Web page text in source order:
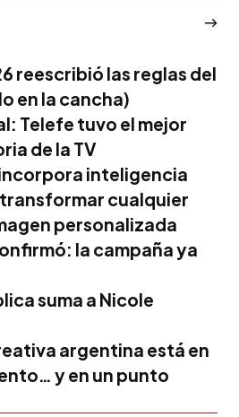
reescribió las reglas del
en la cancha)
Telefe tuvo el mejor
de la TV
inteligencia
cualquier
personalizada
la campaña ya
suma a Nicole
argentina está en
y en un punto